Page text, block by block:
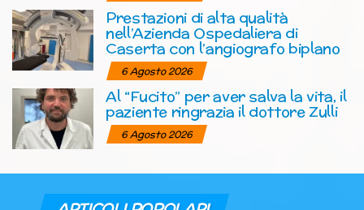
Prestazioni di alta qualità
nell’Azienda Ospedaliera di
Caserta con l’angiografo biplano
6 Agosto 2026
Al “Fucito” per aver salva la vita, il
paziente ringrazia il dottore Zulli
6 Agosto 2026